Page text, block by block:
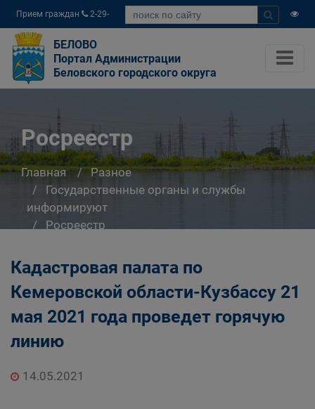
Прием граждан
2-29-
04
БЕЛОВО
Портал Администрации
Беловского городского округа
Росреестр
Главная
Разное
Государственные органы и службы
информируют
Росреестр
Кадастровая палата по
Кемеровской области-Кузбассу 21
мая 2021 года проведет горячую
линию
14.05.2021